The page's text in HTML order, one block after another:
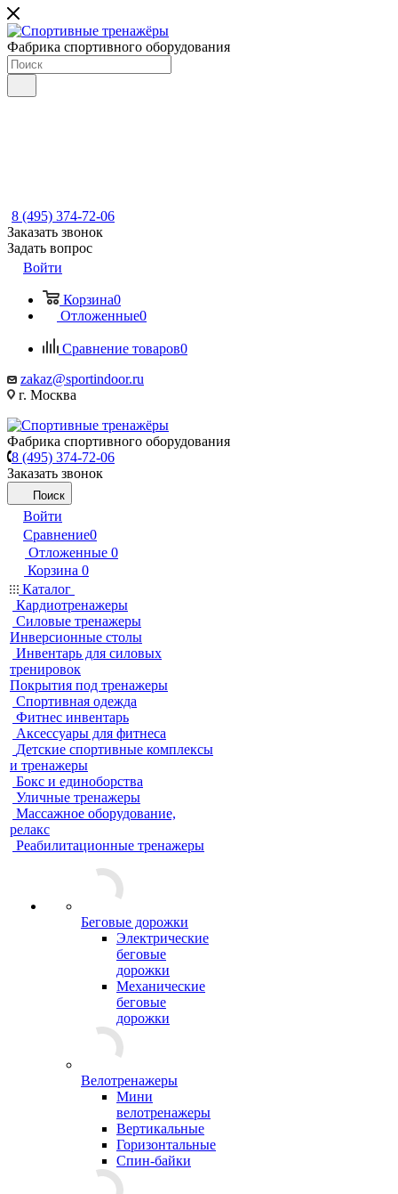
Фабрика спортивного оборудования
8 (495) 374-72-06
Заказать звонок
Задать вопрос
Войти
Корзина0
Отложенные0
Сравнение товаров0
zakaz@sportindoor.ru
г. Москва
Фабрика спортивного оборудования
8 (495) 374-72-06
Заказать звонок
Поиск
Войти
Сравнение0
Отложенные 0
Корзина 0
Каталог
Кардиотренажеры
Силовые тренажеры
Инверсионные столы
Инвентарь для силовых
тренировок
Покрытия под тренажеры
Спортивная одежда
Фитнес инвентарь
Аксессуары для фитнеса
Детские спортивные комплексы
и тренажеры
Бокс и единоборства
Уличные тренажеры
Массажное оборудование,
релакс
Реабилитационные тренажеры
Беговые дорожки
Электрические
беговые
дорожки
Механические
беговые
дорожки
Велотренажеры
Мини
велотренажеры
Вертикальные
Горизонтальные
Спин-байки